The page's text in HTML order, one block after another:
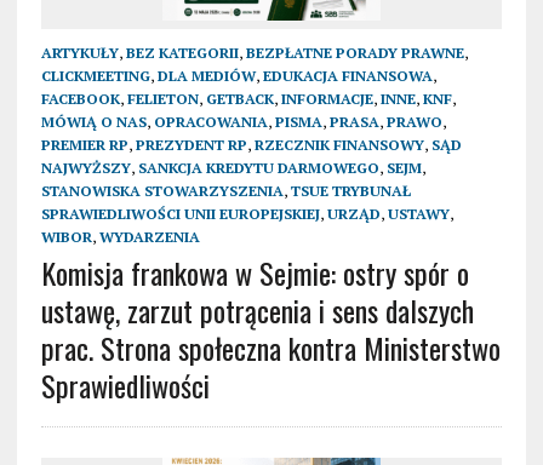
ARTYKUŁY, BEZ KATEGORII, BEZPŁATNE PORADY PRAWNE,
CLICKMEETING, DLA MEDIÓW, EDUKACJA FINANSOWA,
FACEBOOK, FELIETON, GETBACK, INFORMACJE, INNE, KNF,
MÓWIĄ O NAS, OPRACOWANIA, PISMA, PRASA, PRAWO,
PREMIER RP, PREZYDENT RP, RZECZNIK FINANSOWY, SĄD
NAJWYŻSZY, SANKCJA KREDYTU DARMOWEGO, SEJM,
STANOWISKA STOWARZYSZENIA, TSUE TRYBUNAŁ
SPRAWIEDLIWOŚCI UNII EUROPEJSKIEJ, URZĄD, USTAWY,
WIBOR, WYDARZENIA
Komisja frankowa w Sejmie: ostry spór o
ustawę, zarzut potrącenia i sens dalszych
prac. Strona społeczna kontra Ministerstwo
Sprawiedliwości